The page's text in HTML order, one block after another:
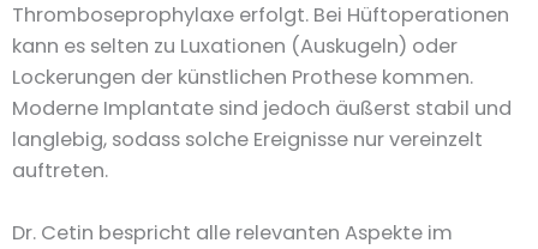
Thromboseprophylaxe erfolgt. Bei Hüftoperationen
kann es selten zu Luxationen (Auskugeln) oder
Lockerungen der künstlichen Prothese kommen.
Moderne Implantate sind jedoch äußerst stabil und
langlebig, sodass solche Ereignisse nur vereinzelt
auftreten.
Dr. Cetin bespricht alle relevanten Aspekte im